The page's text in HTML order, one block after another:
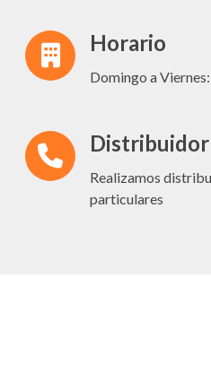
Horario
Domingo a
Distribuidor
Realizamos
particulares